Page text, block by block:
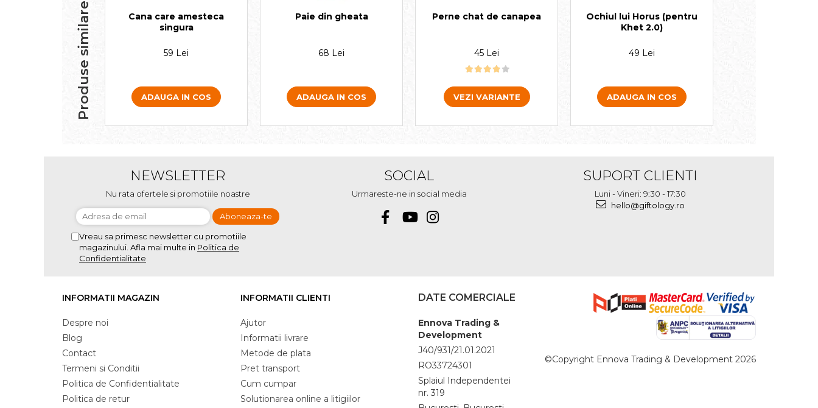
Produse similare
Cana care amesteca
singura
59 Lei
ADAUGA IN COS
Paie din gheata
68 Lei
ADAUGA IN COS
Perne chat de canapea
45 Lei
VEZI VARIANTE
Ochiul lui Horus (pentru
Khet 2.0)
49 Lei
ADAUGA IN COS
NEWSLETTER
Nu rata ofertele si promotiile noastre
Vreau sa primesc newsletter cu promotiile
magazinului. Afla mai multe in Politica de
Confidentialitate
SOCIAL
Urmareste-ne in social media
SUPORT CLIENTI
Luni - Vineri: 9:30 - 17:30
hello@giftology.ro
INFORMATII MAGAZIN
Despre noi
Blog
Contact
Termeni si Conditii
Politica de Confidentialitate
Politica de retur
INFORMATII CLIENTI
Ajutor
Informatii livrare
Metode de plata
Pret transport
Cum cumpar
Solutionarea online a litigiilor
DATE COMERCIALE
Ennova Trading &
Development
J40/931/21.01.2021
RO33724301
Splaiul Independentei
nr. 319
©Copyright Ennova Trading & Development 2026